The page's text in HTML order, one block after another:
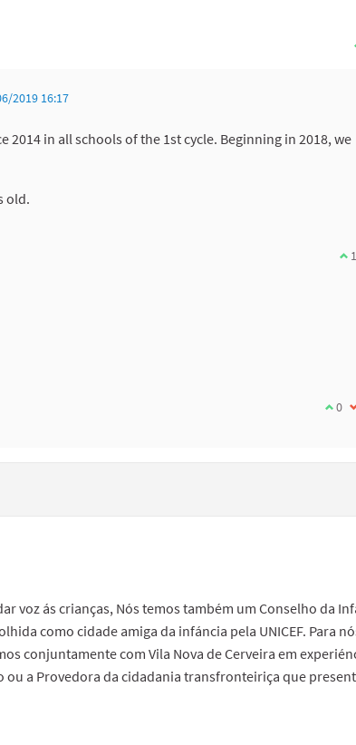
2019 16:17
in all schools of the 1st cycle. Beginning in 2018, we
old.
I 1
I 0 I
voz ás crianças, Nós temos também um Conselho da
como cidade amiga da infáncia pela UNICEF. Para
conjuntamente com Vila Nova de Cerveira em
a Provedora da cidadania transfronteiriça que